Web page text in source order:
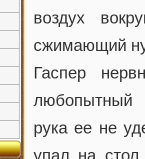
воздух
сжимающий
Гаспер
любопытный
рука ее не
упал на